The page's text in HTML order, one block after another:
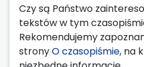
Czy są Państwo
tekstów w tym
Rekomendujemy
stronyO czasopiśmie, na